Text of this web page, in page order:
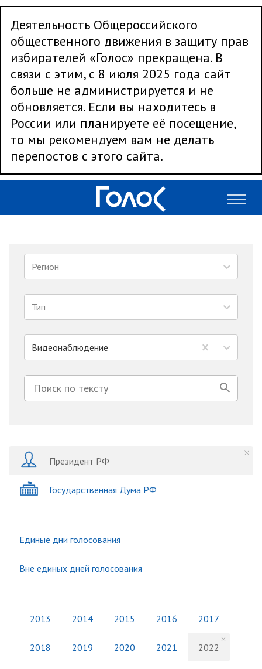
Деятельность Общероссийского
общественного движения в защиту прав
избирателей «Голос» прекращена. В
связи с этим, с 8 июля 2025 года сайт
больше не администрируется и не
обновляется. Если вы находитесь в
России или планируете её посещение,
то мы рекомендуем вам не делать
перепостов с этого сайта.
Регион
Тип
Видеонаблюдение
Президент РФ
Государственная Дума РФ
Единые дни голосования
Вне единых дней голосования
2013 2014 2015 2016 2017
2018 2019 2020 2021 2022